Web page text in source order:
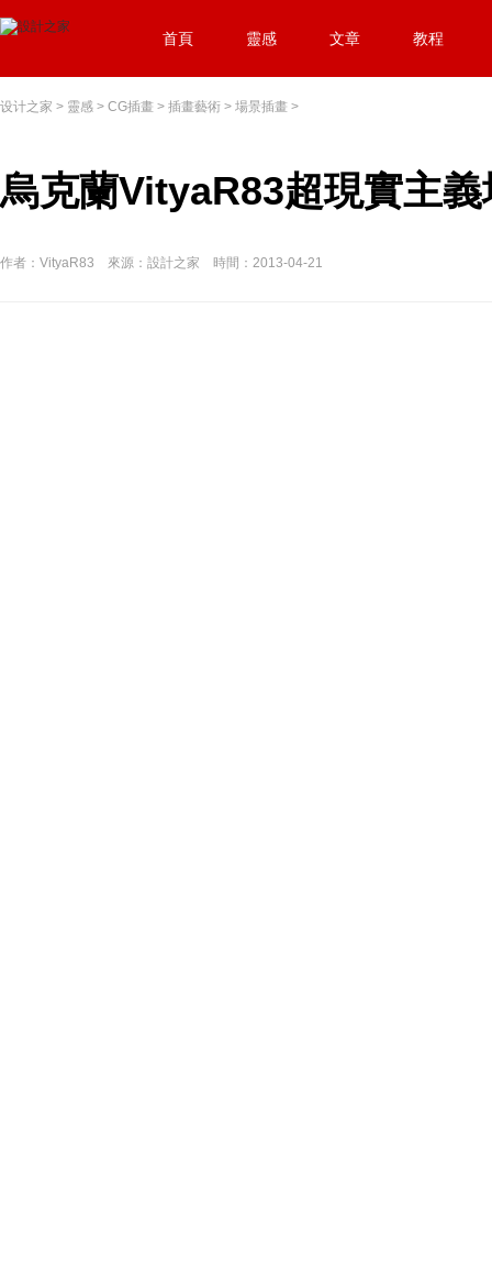
首頁 靈感 文章 教程
设计之家 > 靈感 > CG插畫 > 插畫藝術 > 場景插畫 >
烏克蘭VityaR83超現實主
作者：VityaR83 來源：設計之家 時間：2013-04-21